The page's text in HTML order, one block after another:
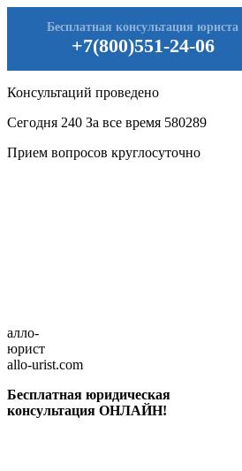
+7(800)551-24-06
Бесплатная консультация юриста
Консультаций проведено
Сегодня 240 За все время 580289
Прием вопросов круглосуточно
алло-
юрист
allo-urist.com
Бесплатная юридическая
консультация ОНЛАЙН!